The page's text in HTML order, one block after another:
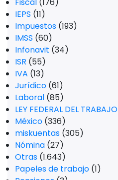
IEPS (11)
Impuestos (193)
IMSS (60)
Infonavit (34)
ISR (55)
IVA (13)
Jurídico (61)
Laboral (85)
LEY FEDERAL DEL TRABAJO
México (336)
miskuentas (305)
Nómina (27)
Otras (1.643)
Papeles de trabajo (1)